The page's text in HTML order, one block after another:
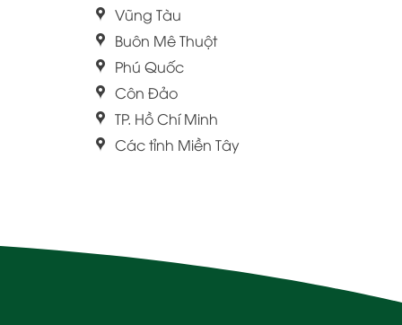
Vũng Tàu
Buôn Mê Thuột
Phú Quốc
Côn Đảo
TP. Hồ Chí Minh
Các tỉnh Miền Tây